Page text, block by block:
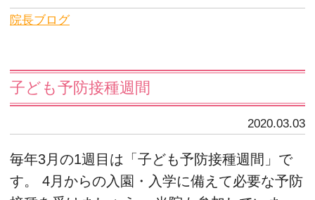
院長ブログ
子ども予防接種週間
2020.03.03
毎年3月の1週目は「子ども予防接種週間」で
す。 4月からの入園・入学に備えて必要な予防